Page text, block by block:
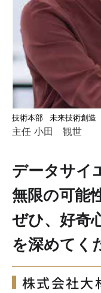
技術本部 未来技術創造
主任 小田 観世
データサイ
無限の可能
ぜひ、好奇
を深めてく
株式会社大